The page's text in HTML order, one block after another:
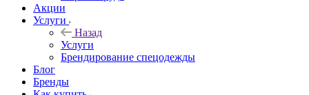
Акции
Услуги
Назад
Услуги
Брендирование спецодежды
Блог
Бренды